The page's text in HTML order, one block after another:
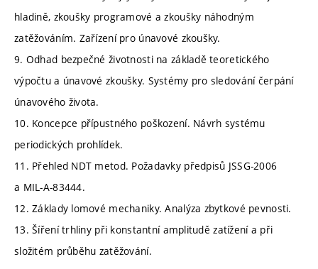
hladině, zkoušky programové a zkoušky náhodným
zatěžováním. Zařízení pro únavové zkoušky.
9. Odhad bezpečné životnosti na základě teoretického
výpočtu a únavové zkoušky. Systémy pro sledování čerpání
únavového života.
10. Koncepce přípustného poškození. Návrh systému
periodických prohlídek.
11. Přehled NDT metod. Požadavky předpisů JSSG-2006
a MIL-A-83444.
12. Základy lomové mechaniky. Analýza zbytkové pevnosti.
13. Šíření trhliny při konstantní amplitudě zatížení a při
složitém průběhu zatěžování.